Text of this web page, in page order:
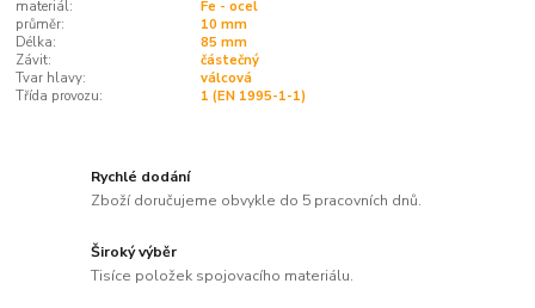
materiál:
Fe - ocel
průměr:
10 mm
Délka:
85 mm
Závit:
částečný
Tvar hlavy:
válcová
Třída provozu:
1 (EN 1995-1-1)
Rychlé dodání
Zboží doručujeme obvykle do 5 pracovních dnů.
Široký výběr
Tisíce položek spojovacího materiálu.